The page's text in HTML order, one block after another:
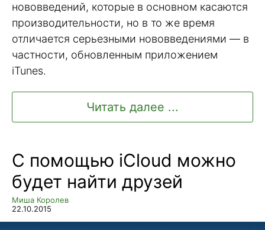
нововведений, которые в основном касаются
производительности, но в то же время
отличается серьезными нововведениями — в
частности, обновленным приложением
iTunes.
Читать далее ...
С помощью iCloud можно
будет найти друзей
Миша Королев
22.10.2015